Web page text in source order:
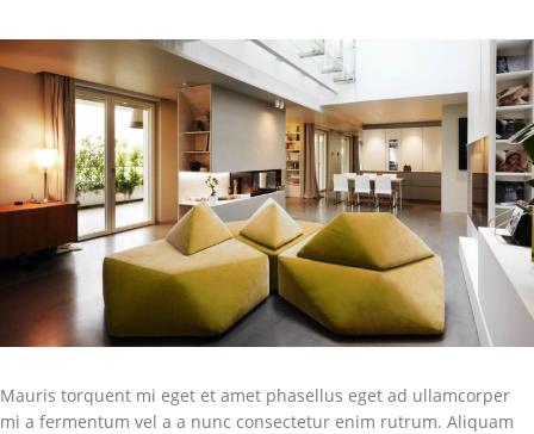
Mauris torquent mi eget et amet phasellus eget ad ullamcorper
mi a fermentum vel a a nunc consectetur enim rutrum. Aliquam